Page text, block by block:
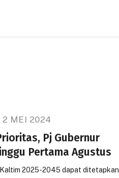
2 MEI 2024
Pj Gubernur
Pertama Agustus
Kaltim 2025-2045 dapat ditetapkan